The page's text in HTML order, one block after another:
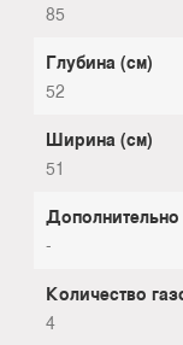
85
Глубина (см)
52
Ширина (см)
51
Дополнительно
-
Количество
4